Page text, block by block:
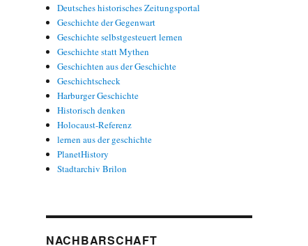
Deutsches historisches Zeitungsportal
Geschichte der Gegenwart
Geschichte selbstgesteuert lernen
Geschichte statt Mythen
Geschichten aus der Geschichte
Geschichtscheck
Harburger Geschichte
Historisch denken
Holocaust-Referenz
lernen aus der geschichte
PlanetHistory
Stadtarchiv Brilon
NACHBARSCHAFT